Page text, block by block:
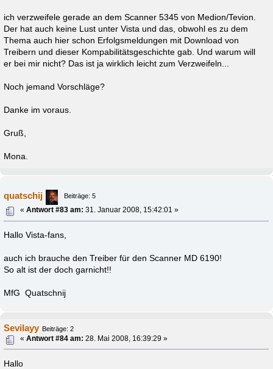
ich verzweifele gerade an dem Scanner 5345 von Medion/Tevion.
Der hat auch keine Lust unter Vista und das, obwohl es zu dem
Thema auch hier schon Erfolgsmeldungen mit Download von
Treibern und dieser Kompabilitätsgeschichte gab. Und warum will
er bei mir nicht? Das ist ja wirklich leicht zum Verzweifeln...
Noch jemand Vorschläge?
Danke im voraus.
Gruß,
Mona.
quatschij
Beiträge: 5
«Antwort #83 am: 31. Januar 2008, 15:42:01 »
Hallo Vista-fans,
auch ich brauche den Treiber für den Scanner MD 6190!
So alt ist der doch garnicht!!
MfG Quatschnij
Sevilayy Beiträge: 2
«Antwort #84 am: 28. Mai 2008, 16:39:29 »
Hallo